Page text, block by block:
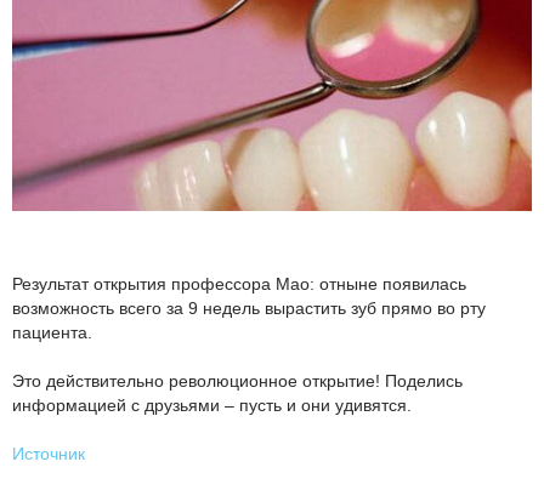
Результат открытия профессора Мао: отныне появилась
возможность всего за 9 недель вырастить зуб прямо во рту
пациента.
Это действительно революционное открытие! Поделись
информацией с друзьями – пусть и они удивятся.
Источник